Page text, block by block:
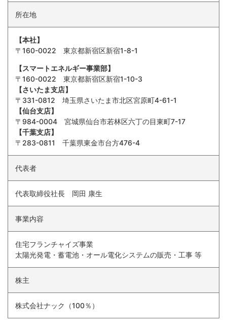
所在地
【本社】
〒160-0022 東京都新宿区新宿1-8-1
【スマートエネルギー事業部】
〒160-0022 東京都新宿区新宿1-10-3
【さいたま支店】
〒331-0812 埼玉県さいたま市北区宮原町4-61-1
【仙台支店】
〒984-0004 宮城県仙台市若林区六丁の目東町7-17
【千葉支店】
〒283-0811 千葉県東金市台方476-4
代表者
代表取締役社長 岡田 康生
事業内容
住宅フランチャイズ事業
太陽光発電・蓄電池・オール電化システムの販売・⼯事 等
株主
株式会社ナック（100％）